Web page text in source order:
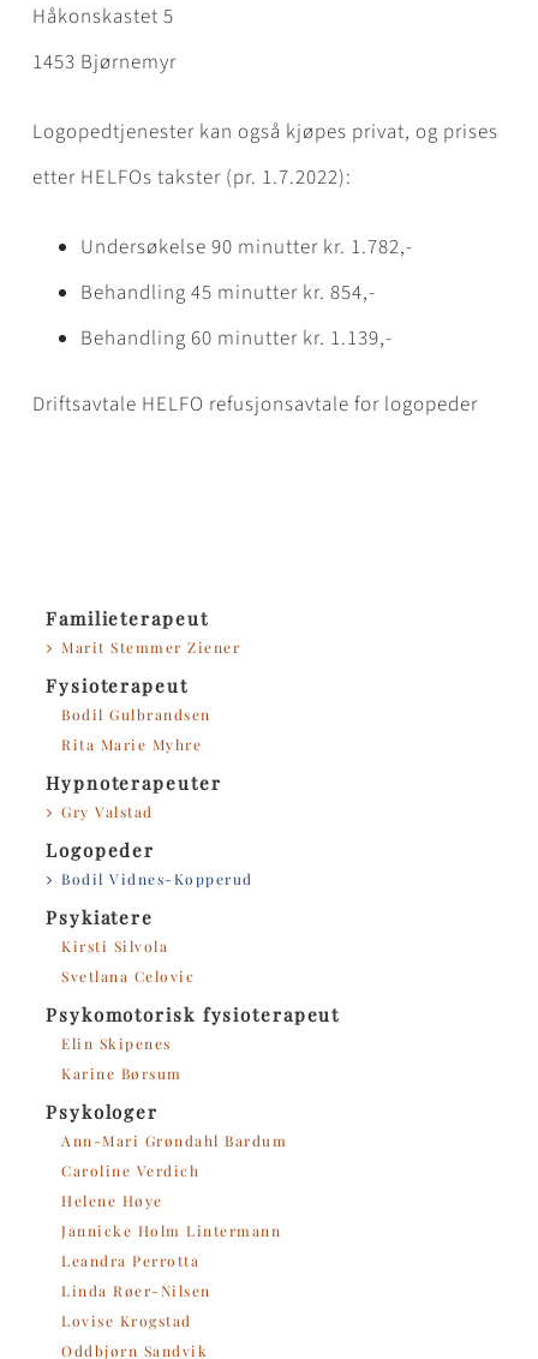
Håkonskastet 5
1453 Bjørnemyr
Logopedtjenester kan også kjøpes privat, og prises
etter HELFOs takster (pr. 1.7.2022):
Undersøkelse 90 minutter kr. 1.782,-
Behandling 45 minutter kr. 854,-
Behandling 60 minutter kr. 1.139,-
Driftsavtale HELFO refusjonsavtale for logopeder
Familieterapeut
Marit Stemmer Ziener
Fysioterapeut
Bodil Gulbrandsen
Rita Marie Myhre
Hypnoterapeuter
Gry Valstad
Logopeder
Bodil Vidnes-Kopperud
Psykiatere
Kirsti Silvola
Svetlana Celovic
Psykomotorisk fysioterapeut
Elin Skipenes
Karine Børsum
Psykologer
Ann-Mari Grøndahl Bardum
Caroline Verdich
Helene Høye
Jannicke Holm Lintermann
Leandra Perrotta
Linda Røer-Nilsen
Lovise Krogstad
Oddbjørn Sandvik